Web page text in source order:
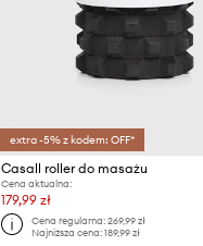
extra -5% z kodem: OFF*
Casall roller do masażu
Cena aktualna:
179,99 zł
Cena regularna:269,99 zł
Najniższa cena:189,99 zł